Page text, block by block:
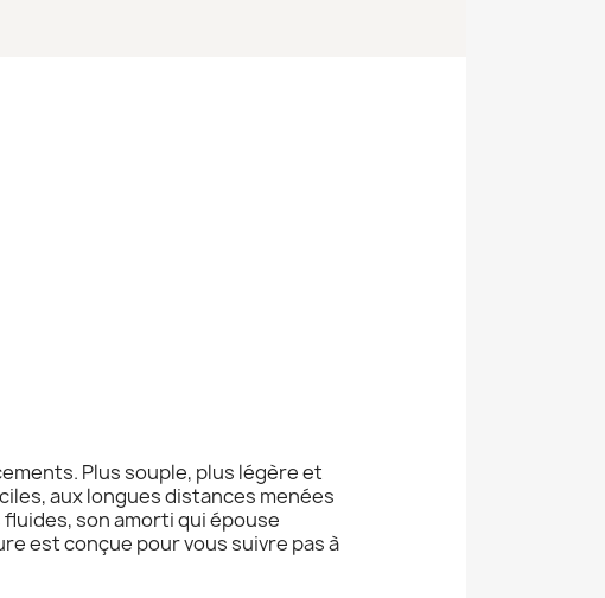
Plus souple, plus légère et
aux longues distances menées
son amorti qui épouse
est conçue pour vous suivre pas à